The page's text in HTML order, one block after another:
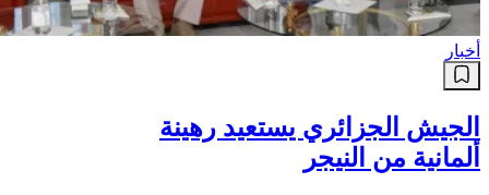
أخبار
الجيش الجزائري يستعيد رهينة
ألمانية من النيجر